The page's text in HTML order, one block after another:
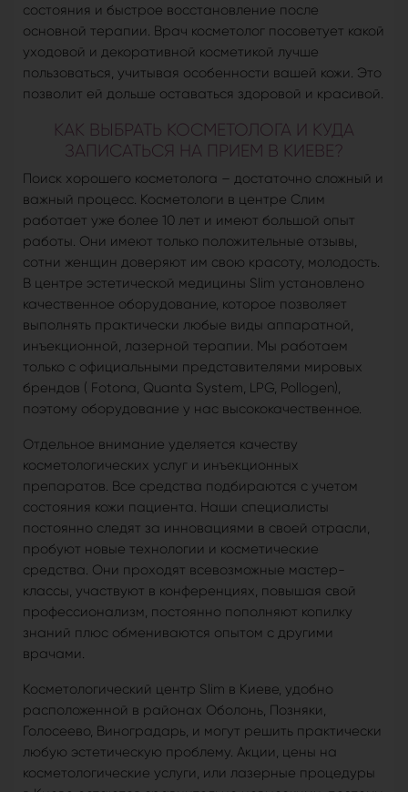
состояния и быстрое восстановление после
основной терапии. Врач косметолог посоветует какой
уходовой и декоративной косметикой лучше
пользоваться, учитывая особенности вашей кожи. Это
позволит ей дольше оставаться здоровой и красивой.
КАК ВЫБРАТЬ КОСМЕТОЛОГА И КУДА
ЗАПИСАТЬСЯ НА ПРИЕМ В КИЕВЕ?
Поиск хорошего косметолога – достаточно сложный и
важный процесс. Косметологи в центре Слим
работает уже более 10 лет и имеют большой опыт
работы. Они имеют только положительные отзывы,
сотни женщин доверяют им свою красоту, молодость.
В центре эстетической медицины Slim установлено
качественное оборудование, которое позволяет
выполнять практически любые виды аппаратной,
инъекционной, лазерной терапии. Мы работаем
только с официальными представителями мировых
брендов ( Fotona, Quanta System, LPG, Pollogen),
поэтому оборудование у нас высококачественное.
Отдельное внимание уделяется качеству
косметологических услуг и инъекционных
препаратов. Все средства подбираются с учетом
состояния кожи пациента. Наши специалисты
постоянно следят за инновациями в своей отрасли,
пробуют новые технологии и косметические
средства. Они проходят всевозможные мастер-
классы, участвуют в конференциях, повышая свой
профессионализм, постоянно пополняют копилку
знаний плюс обмениваются опытом с другими
врачами.
Косметологический центр Slim в Киеве, удобно
расположенной в районах Оболонь, Позняки,
Голосеево, Виноградарь, и могут решить практически
любую эстетическую проблему. Акции, цены на
косметологические услуги, или лазерные процедуры